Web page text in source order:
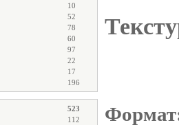
10
52
78
60
97
22
17
196
523
112